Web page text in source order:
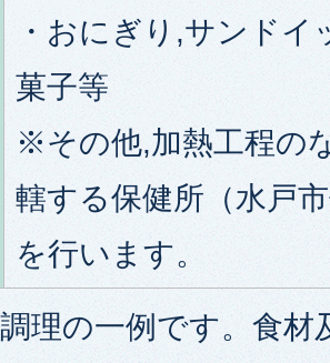
・おにぎり,サンドイ
菓子等
※その他,加熱工程の
轄する保健所（水戸
を行います。
理の一例です。食材